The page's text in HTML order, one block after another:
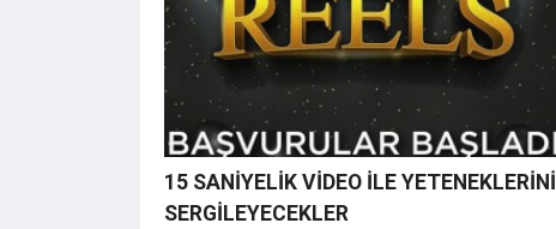
15 SANİYELİK VİDEO İLE YETENEKLERİNİ
SERGİLEYECEKLER